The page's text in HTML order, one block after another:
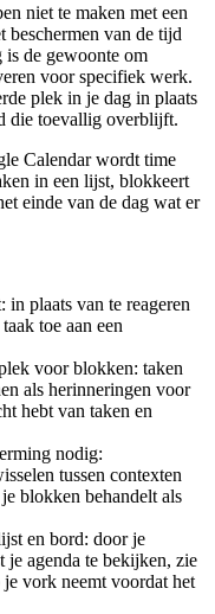
niet te maken met een
beschermen van de tijd
is de gewoonte om
voor specifiek werk.
plek in je dag in plaats
die toevallig overblijft.
Calendar wordt time
in een lijst, blokkeert
einde van de dag wat er
in plaats van te reageren
toe aan een
voor blokken: taken
als herinneringen voor
hebt van taken en
nodig:
tussen contexten
blokken behandelt als
en bord: door je
je agenda te bekijken, zie
vork neemt voordat het